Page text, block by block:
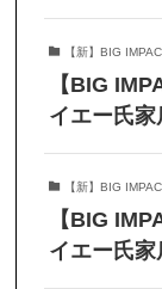
【新】BIG
【BIG
イエー氏家
【新】BIG
【BIG
イエー氏家